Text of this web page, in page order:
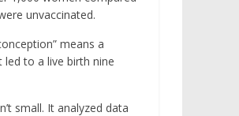
unvaccinated.
means a
led to a live birth nine
small. It analyzed data